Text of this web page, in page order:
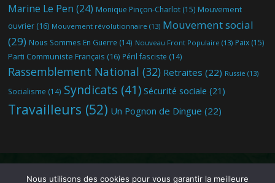
Marine Le Pen (24) Monique Pinçon-Charlot (15) Mouvement
ouvrier (16) Mouvement révolutionnaire (13) Mouvement social
(29) Nous Sommes En Guerre (14) Nouveau Front Populaire (13) Paix (15)
Parti Communiste Français (16) Péril fasciste (14)
Rassemblement National (32) Retraites (22) Russie (13)
Socialisme (14) Syndicats (41) Sécurité sociale (21)
Travailleurs (52) Un Pognon de Dingue (22)
Nous utilisons des cookies pour vous garantir la meilleure